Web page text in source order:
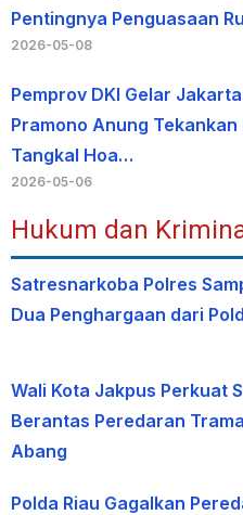
Pentingnya Penguasaan
2026-05-08
Pemprov DKI Gelar Jakarta
Pramono Anung Tekankan
Tangkal Hoa…
2026-05-06
Hukum dan
Satresnarkoba Polres
Dua Penghargaan dari
Wali Kota Jakpus Perkuat
Berantas Peredaran
Abang
Polda Riau Gagalkan